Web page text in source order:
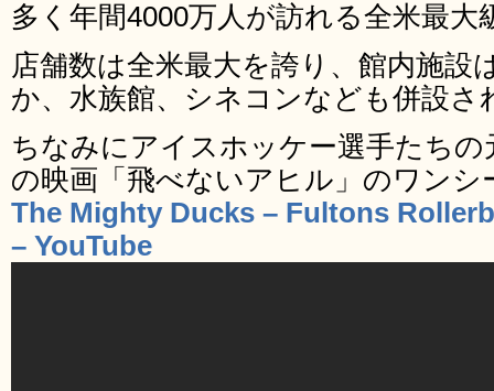
多く年間4000万人が訪れる全米最
店舗数は全米最大を誇り、館内施設
か、水族館、シネコンなども併設さ
ちなみにアイスホッケー選手たち
の映画「飛べないアヒル」のワンシ
The Mighty Ducks – Fultons
– YouTube